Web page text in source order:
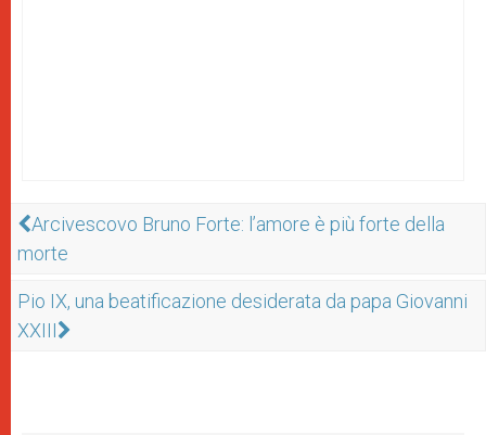
Arcivescovo Bruno Forte: l’amore è più forte della
morte
Pio IX, una beatificazione desiderata da papa Giovanni
XXIII